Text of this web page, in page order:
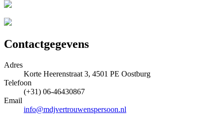
Contactgegevens
Adres
Korte Heerenstraat 3, 4501 PE Oostburg
Telefoon
(+31) 06-46430867
Email
info@mdjvertrouwenspersoon.nl